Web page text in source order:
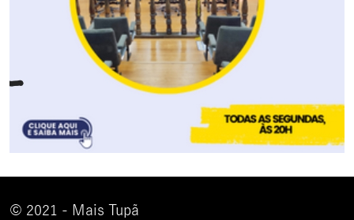
© 2021 - Mais Tupã